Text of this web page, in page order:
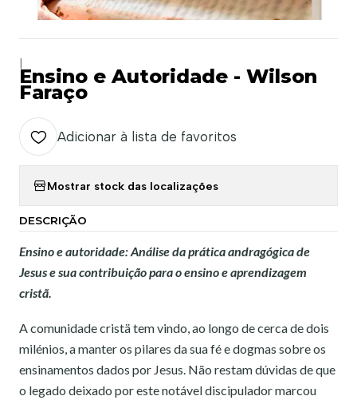
Ensino e Autoridade - Wilson
Faraço
Adicionar à lista de favoritos
Mostrar stock das localizações
DESCRIÇÃO
Ensino e autoridade: Análise da prática andragógica de
Jesus e sua contribuição para o ensino e aprendizagem
cristã.
A comunidade cristä tem vindo, ao longo de cerca de dois
milénios, a manter os pilares da sua fé e dogmas sobre os
ensinamentos dados por Jesus. Não restam dúvidas de que
o legado deixado por este notável discipulador marcou